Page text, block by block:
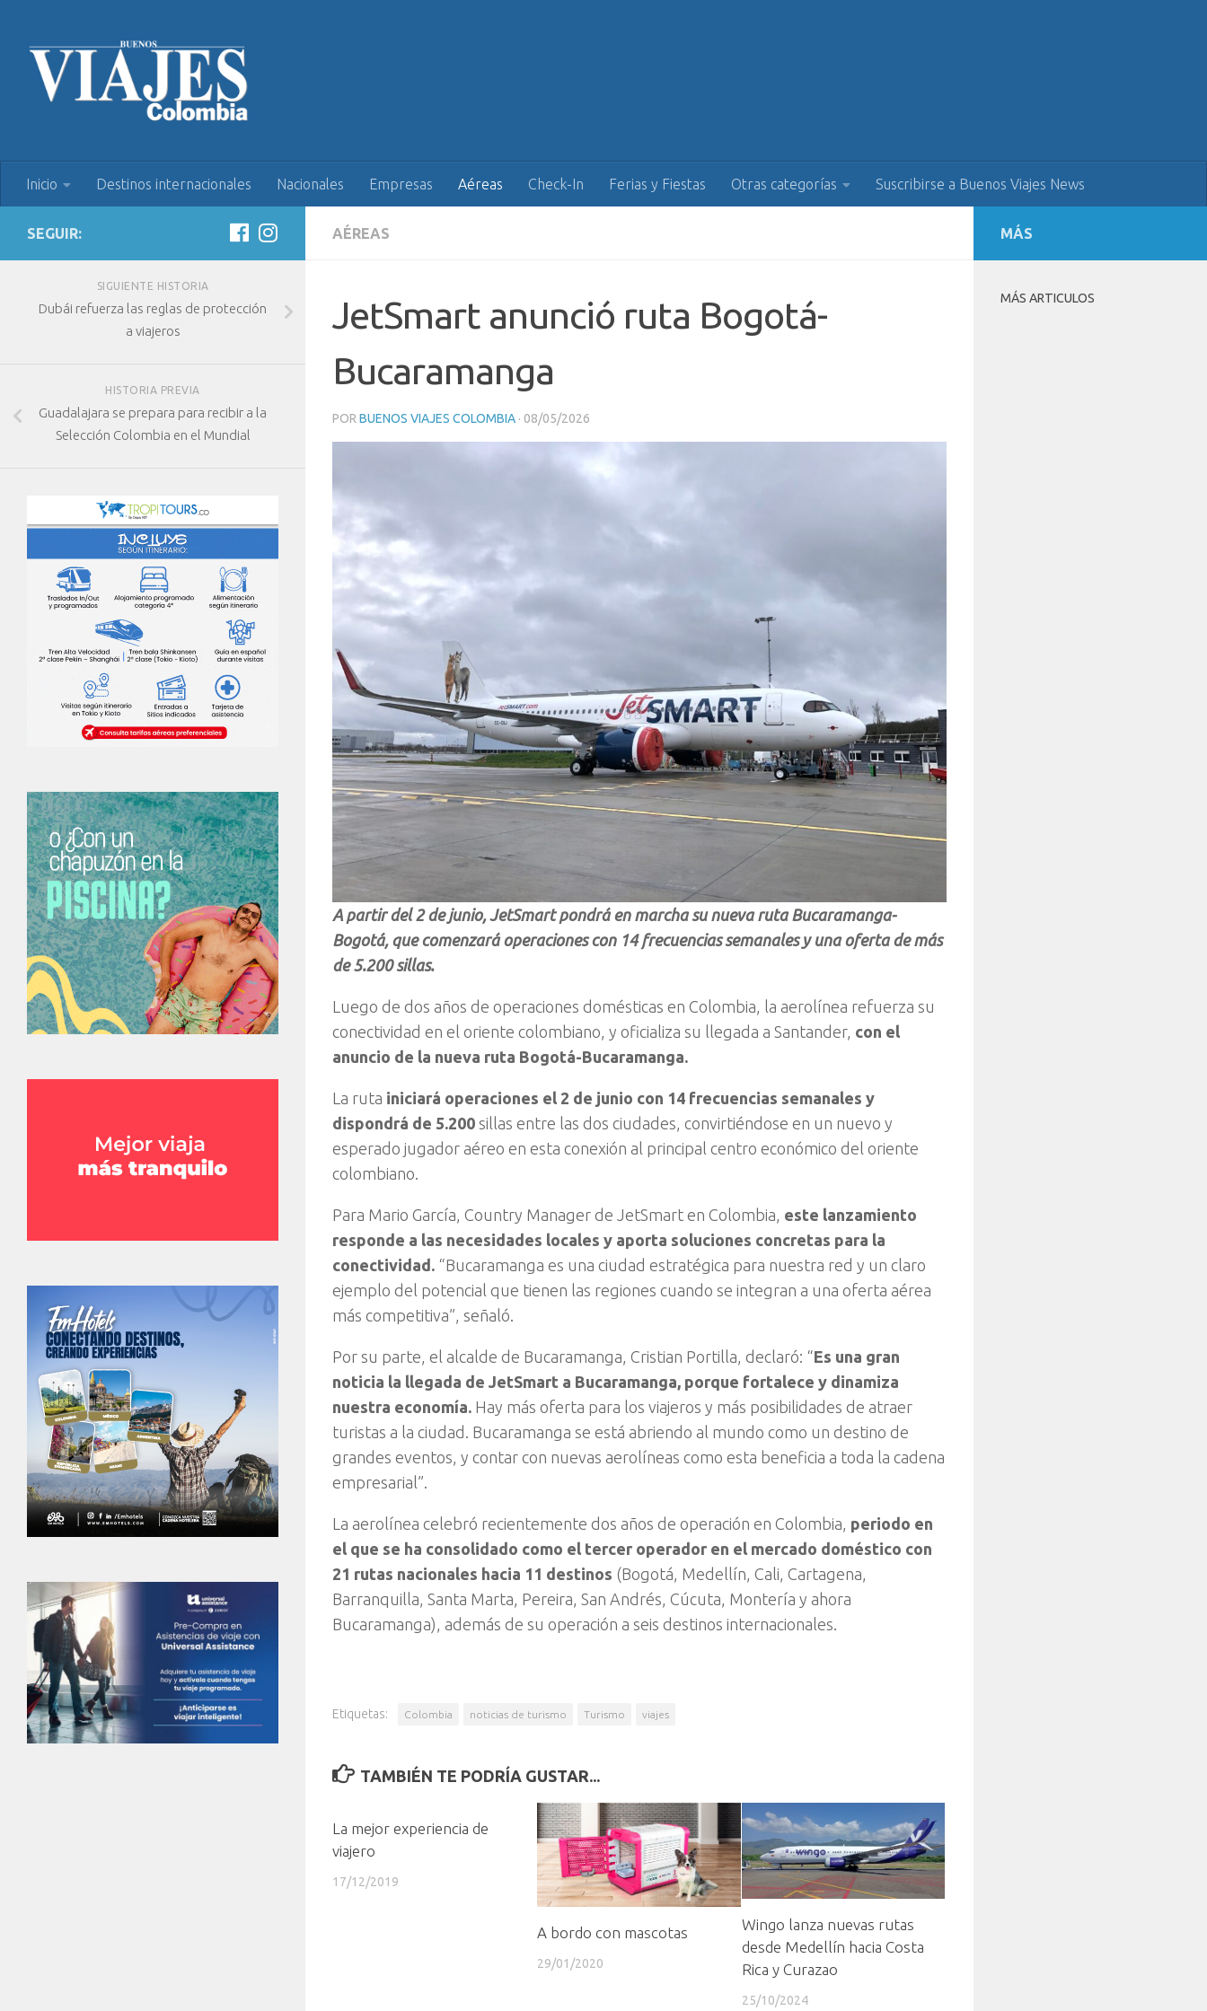
Inicio Destinos internacionales Nacionales Empresas Aéreas Check-In Ferias y Fiestas Otras categorías Suscribirse a Buenos Viajes News
AÉREAS
JetSmart anunció ruta Bogotá-
Bucaramanga
POR BUENOS VIAJES COLOMBIA · 08/05/2026
A partir del 2 de junio, JetSmart pondrá en marcha su nueva ruta Bucaramanga-
Bogotá, que comenzará operaciones con 14 frecuencias semanales y una oferta de más
de 5.200 sillas.
Luego de dos años de operaciones domésticas en Colombia, la aerolínea refuerza su
conectividad en el oriente colombiano, y oficializa su llegada a Santander, con el
anuncio de la nueva ruta Bogotá-Bucaramanga.
La ruta iniciará operaciones el 2 de junio con 14 frecuencias semanales y
dispondrá de 5.200 sillas entre las dos ciudades, convirtiéndose en un nuevo y
esperado jugador aéreo en esta conexión al principal centro económico del oriente
colombiano.
Para Mario García, Country Manager de JetSmart en Colombia, este lanzamiento
responde a las necesidades locales y aporta soluciones concretas para la
conectividad. “Bucaramanga es una ciudad estratégica para nuestra red y un claro
ejemplo del potencial que tienen las regiones cuando se integran a una oferta aérea
más competitiva”, señaló.
Por su parte, el alcalde de Bucaramanga, Cristian Portilla, declaró: “Es una gran
noticia la llegada de JetSmart a Bucaramanga, porque fortalece y dinamiza
nuestra economía. Hay más oferta para los viajeros y más posibilidades de atraer
turistas a la ciudad. Bucaramanga se está abriendo al mundo como un destino de
grandes eventos, y contar con nuevas aerolíneas como esta beneficia a toda la cadena
empresarial”.
La aerolínea celebró recientemente dos años de operación en Colombia, periodo en
el que se ha consolidado como el tercer operador en el mercado doméstico con
21 rutas nacionales hacia 11 destinos (Bogotá, Medellín, Cali, Cartagena,
Barranquilla, Santa Marta, Pereira, San Andrés, Cúcuta, Montería y ahora
Bucaramanga), además de su operación a seis destinos internacionales.
Etiquetas: Colombia noticias de turismo Turismo viajes
TAMBIÉN TE PODRÍA GUSTAR...
La mejor experiencia de
viajero
17/12/2019
A bordo con mascotas
29/01/2020
Wingo lanza nuevas rutas
desde Medellín hacia Costa
Rica y Curazao
25/10/2024
SEGUIR:
SIGUIENTE HISTORIA
Dubái refuerza las reglas de protección
a viajeros
HISTORIA PREVIA
Guadalajara se prepara para recibir a la
Selección Colombia en el Mundial
MÁS
MÁS ARTICULOS